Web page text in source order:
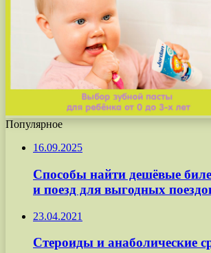
Популярное
16.09.2025
Способы найти дешёвые
и поезд для выгодных
23.04.2021
Стероиды и анаболические